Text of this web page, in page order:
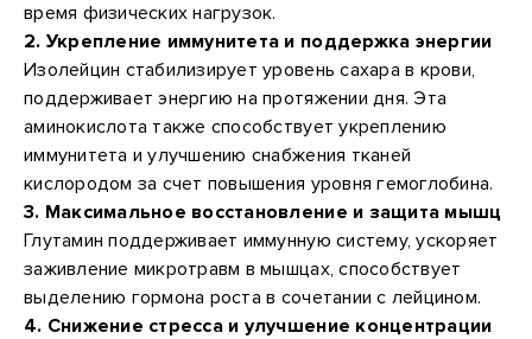
время физических нагрузок.
2. Укрепление иммунитета и поддержка энергии
Изолейцин стабилизирует уровень сахара в крови,
поддерживает энергию на протяжении дня. Эта
аминокислота также способствует укреплению
иммунитета и улучшению снабжения тканей
кислородом за счет повышения уровня гемоглобина.
3. Максимальное восстановление и защита мышц
Глутамин поддерживает иммунную систему, ускоряет
заживление микротравм в мышцах, способствует
выделению гормона роста в сочетании с лейцином.
4. Снижение стресса и улучшение концентрации